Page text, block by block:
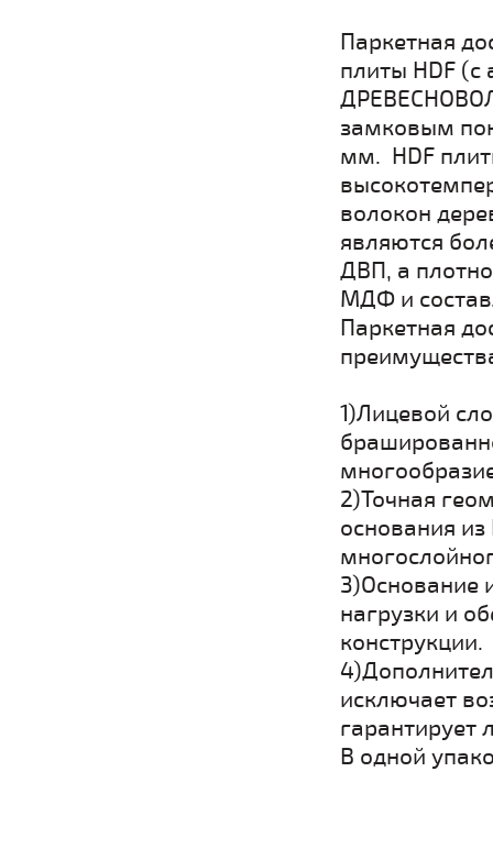
Паркетная
плиты HDF (с
замковым
мм. HDF
волокон
являются
ДВП, а
МДФ и
Паркетная
1)Лицевой
2)Точная
основания из
3)Основание
нагрузки и
исключает
гарантирует
В одной